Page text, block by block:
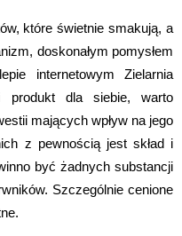
które świetnie smakują, a
doskonałym pomysłem
internetowym Zielarnia
produkt dla siebie, warto
mających wpływ na jego
z pewnością jest skład i
być żadnych substancji
Szczególnie cenione